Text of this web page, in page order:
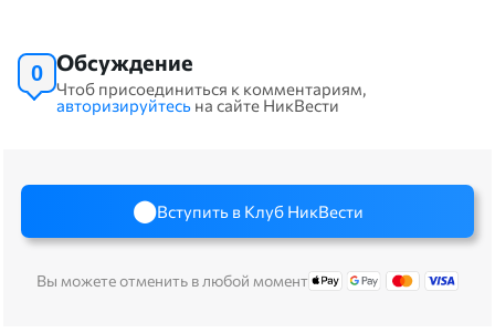
0 Обсуждение
Чтоб присоединиться к комментариям,
авторизируйтесь на сайте НикВести
Вступить в Клуб НикВести
Вы можете отменить в любой момент